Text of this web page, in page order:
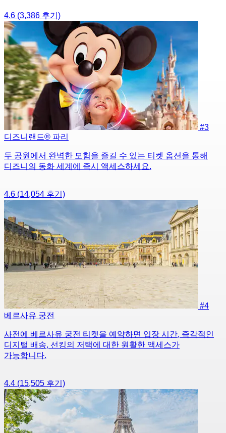
4.6 (3,386 후기)
#3
디즈니랜드® 파리
두 공원에서 완벽한 모험을 즐길 수 있는 티켓 옵션을 통해
디즈니의 동화 세계에 즉시 액세스하세요.
4.6 (14,054 후기)
#4
베르사유 궁전
사전에 베르사유 궁전 티켓을 예약하면 입장 시간, 즉각적인
디지털 배송, 선킹의 저택에 대한 원활한 액세스가
가능합니다.
4.4 (15,505 후기)